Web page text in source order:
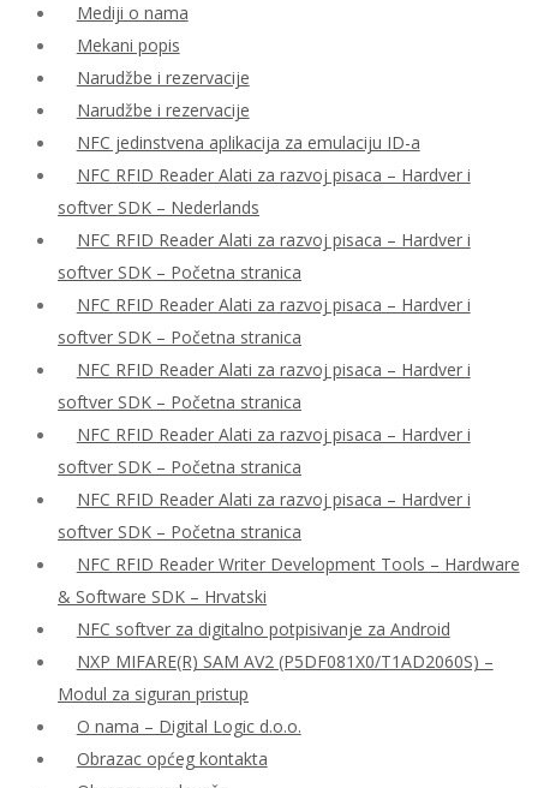
Mediji o nama
Mekani popis
Narudžbe i rezervacije
Narudžbe i rezervacije
NFC jedinstvena aplikacija za emulaciju ID-a
NFC RFID Reader Alati za razvoj pisaca – Hardver i
softver SDK – Nederlands
NFC RFID Reader Alati za razvoj pisaca – Hardver i
softver SDK – Početna stranica
NFC RFID Reader Alati za razvoj pisaca – Hardver i
softver SDK – Početna stranica
NFC RFID Reader Alati za razvoj pisaca – Hardver i
softver SDK – Početna stranica
NFC RFID Reader Alati za razvoj pisaca – Hardver i
softver SDK – Početna stranica
NFC RFID Reader Alati za razvoj pisaca – Hardver i
softver SDK – Početna stranica
NFC RFID Reader Writer Development Tools – Hardware
& Software SDK – Hrvatski
NFC softver za digitalno potpisivanje za Android
NXP MIFARE(R) SAM AV2 (P5DF081X0/T1AD2060S) –
Modul za siguran pristup
O nama – Digital Logic d.o.o.
Obrazac općeg kontakta